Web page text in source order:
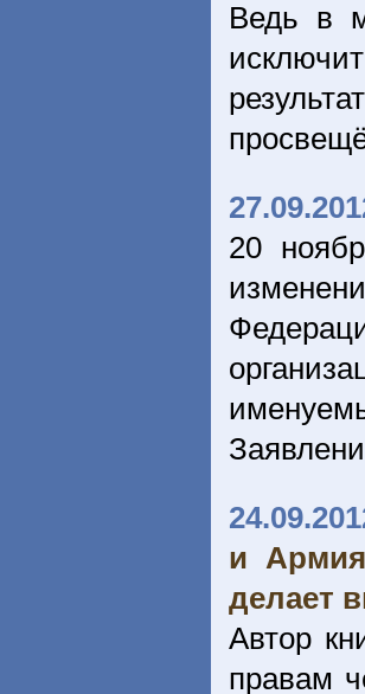
Bедь в
20
и
делает
Автор
правам